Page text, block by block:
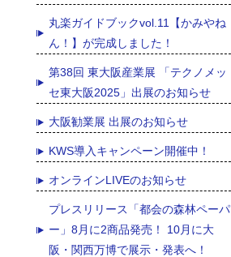
丸楽ガイドブックvol.11【かみやね
ん！】が完成しました！
第38回 東大阪産業展 「テクノメッ
セ東大阪2025」出展のお知らせ
大阪勧業展 出展のお知らせ
KWS導入キャンペーン開催中！
オンラインLIVEのお知らせ
プレスリリース「都会の森林ペーパ
ー」8月に2商品発売！ 10月に大
阪・関西万博で展示・発表へ！